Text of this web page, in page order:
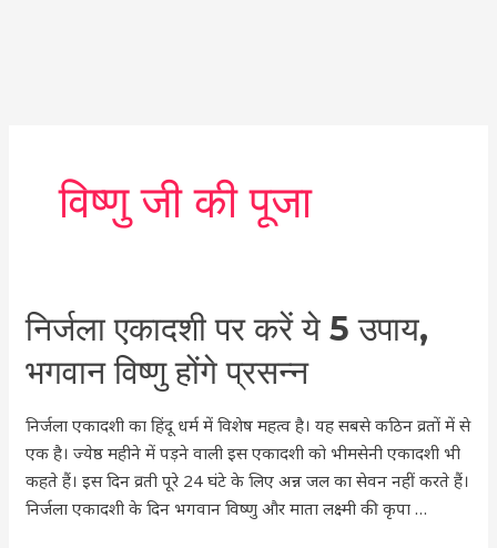
विष्णु जी की पूजा
निर्जला एकादशी पर करें ये 5 उपाय,
भगवान विष्णु होंगे प्रसन्न
निर्जला एकादशी का हिंदू धर्म में विशेष महत्व है। यह सबसे कठिन व्रतों में से
एक है। ज्येष्ठ महीने में पड़ने वाली इस एकादशी को भीमसेनी एकादशी भी
कहते हैं। इस दिन व्रती पूरे 24 घंटे के लिए अन्न जल का सेवन नहीं करते हैं।
निर्जला एकादशी के दिन भगवान विष्णु और माता लक्ष्मी की कृपा …
निर्जला
एकादशी
पर
ये
5
उपाय,
भगवान